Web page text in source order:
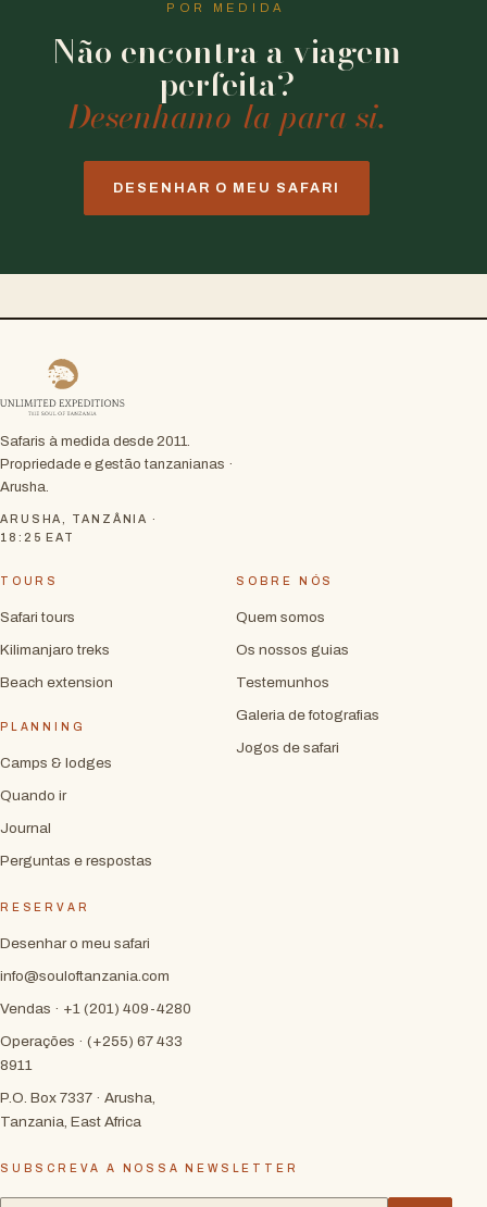
POR MEDIDA
Não encontra a viagem
perfeita?
Desenhamo-la para si.
DESENHAR O MEU SAFARI
Safaris à medida desde 2011.
Propriedade e gestão tanzanianas ·
Arusha.
ARUSHA, TANZÂNIA ·
18:25
EAT
TOURS
Safari tours
Kilimanjaro treks
Beach extension
PLANNING
Camps & lodges
Quando ir
Journal
Perguntas e respostas
SOBRE NÓS
Quem somos
Os nossos guias
Testemunhos
Galeria de fotografias
Jogos de safari
RESERVAR
Desenhar o meu safari
info@souloftanzania.com
Vendas · +1 (201) 409-4280
Operações · (+255) 67 433
8911
P.O. Box 7337 · Arusha,
Tanzania, East Africa
SUBSCREVA A NOSSA NEWSLETTER